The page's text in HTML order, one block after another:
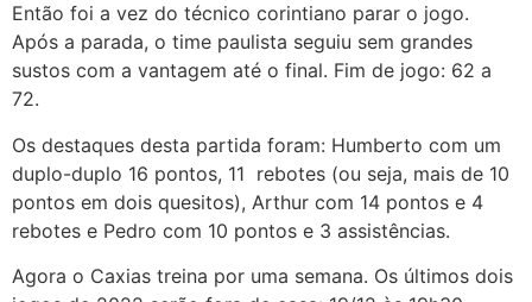
Então foi a vez do técnico corintiano parar o jogo.
Após a parada, o time paulista seguiu sem grandes
sustos com a vantagem até o final. Fim de jogo: 62 a
72.
Os destaques desta partida foram: Humberto com um
duplo-duplo 16 pontos, 11 rebotes (ou seja, mais de 10
pontos em dois quesitos), Arthur com 14 pontos e 4
rebotes e Pedro com 10 pontos e 3 assistências.
Agora o Caxias treina por uma semana. Os últimos dois